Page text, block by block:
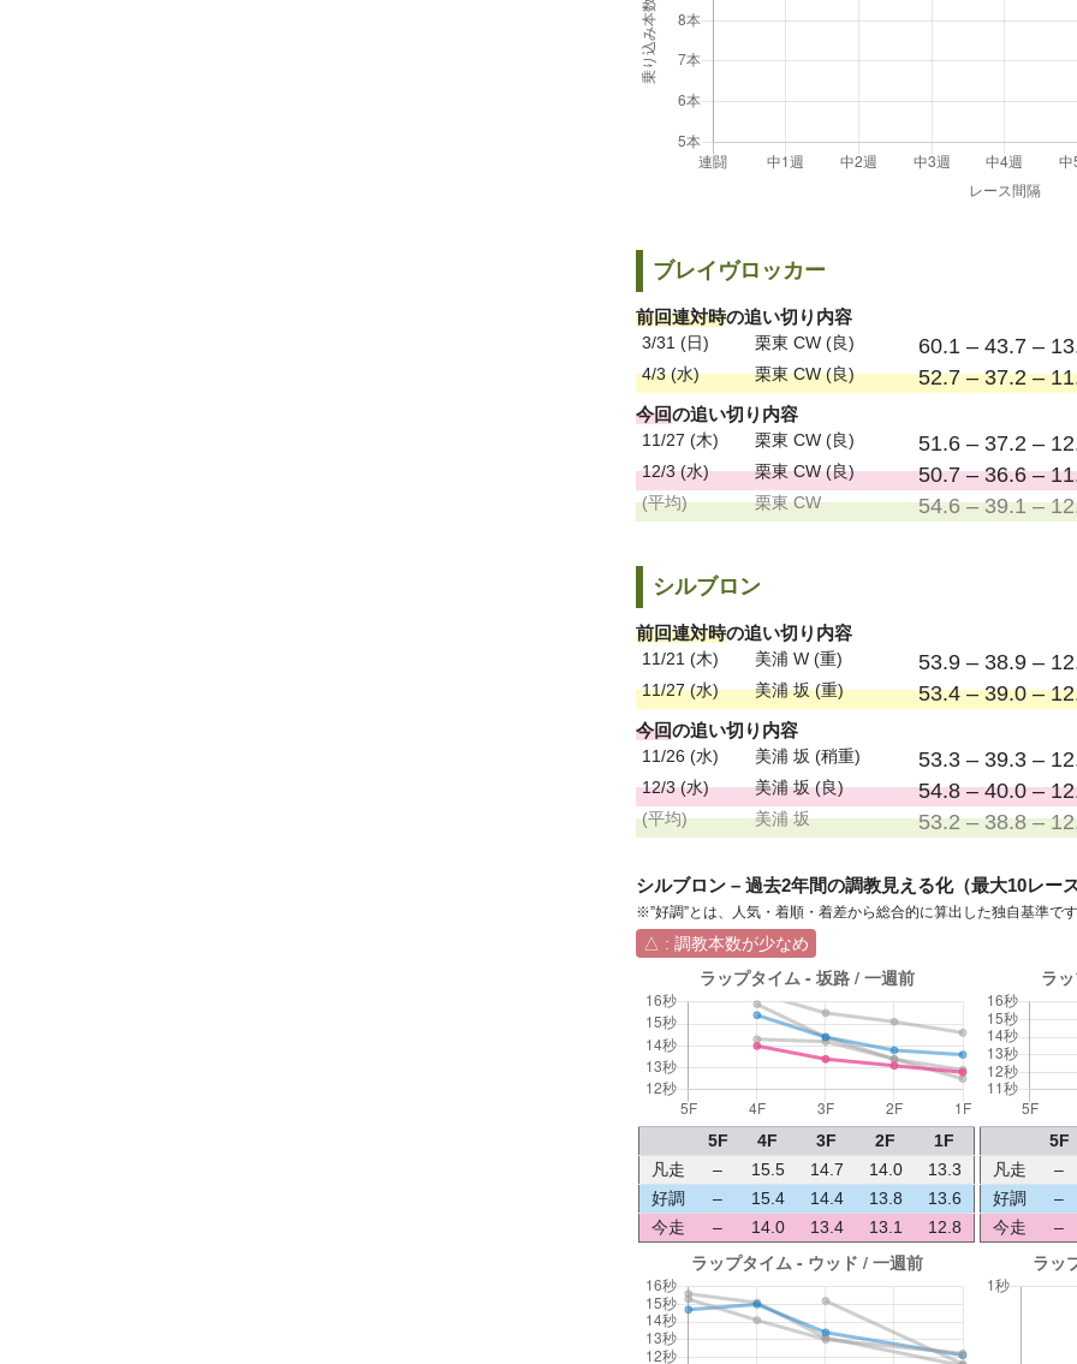
ブレイヴロッカー
前回連対時の追い切り内容
3/31 (日) 栗東 CW (良) 60.1 – 43.7 –
4/3 (水) 栗東 CW (良) 52.7 – 37.2 –
今回の追い切り内容
11/27 (木) 栗東 CW (良) 51.6 – 37.2 –
12/3 (水) 栗東 CW (良) 50.7 – 36.6 –
(平均) 栗東 CW 54.6 – 39.1 –
シルブロン
前回連対時の追い切り内容
11/21 (木) 美浦 W (重) 53.9 – 38.9 –
11/27 (水) 美浦 坂 (重) 53.4 – 39.0 –
今回の追い切り内容
11/26 (水) 美浦 坂 (稍重) 53.3 – 39.3 –
12/3 (水) 美浦 坂 (良) 54.8 – 40.0 –
(平均) 美浦 坂 53.2 – 38.8 –
シルブロン – 過去2年間の調教見える化（最大10レース
※”好調”とは、人気・着順・着差から総合的に算出した独自基準です
△ : 調教本数が少なめ
5F 4F 3F 2F
1F
凡走
– 15.5 14.7 14.0
13.3
好調
– 15.4 14.4 13.8
13.6
今走
– 14.0 13.4 13.1 12.8
5F
凡走
–
好調
–
今走
–